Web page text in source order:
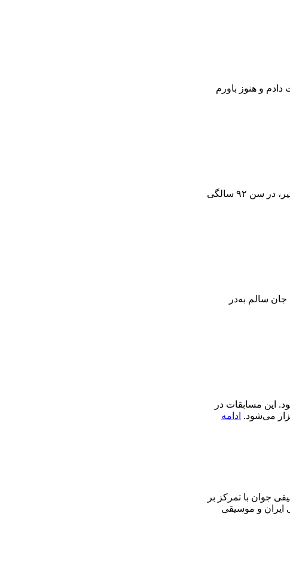
و هنوز باورم
استاد مصطفی‌کمال پورتراب، استاد موسیقی ایران، سحرگاه امروز، چهارشنبه، ۲ تیر، در سن ۹۲ سالگی
راک‌اند‌رول جان سالم به‌در
میشود. این مسابقات در
می‌شود. ادامه
جوان با تمركز بر
ایران و موسیقی